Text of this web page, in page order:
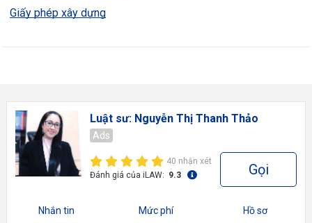
Giấy phép xây dựng
Luật sư: Nguyễn Thị Thanh Thảo
Ads
40 nhận xét
Đánh giá của iLAW: 9.3 Gọi
Nhắn tin Mức phí Hồ sơ